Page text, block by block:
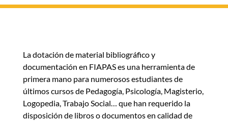
La dotación de material bibliográfico y
documentación en FIAPAS es una herramienta de
primera mano para numerosos estudiantes de
últimos cursos de Pedagogía, Psicología, Magisterio,
Logopedia, Trabajo Social… que han requerido la
disposición de libros o documentos en calidad de